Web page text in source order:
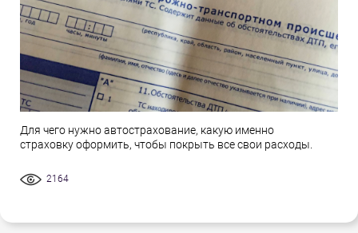
Для чего нужно автострахование, какую именно
страховку оформить, чтобы покрыть все свои расходы.
2164